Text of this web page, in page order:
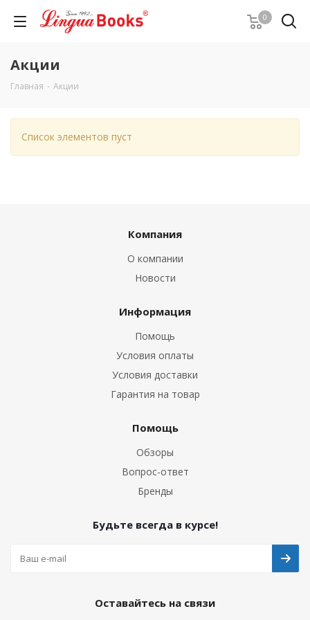
0
Акции
Главная - Акции
Список элементов пуст
Компания
О компании
Новости
Информация
Помощь
Условия оплаты
Условия доставки
Гарантия на товар
Помощь
Обзоры
Вопрос-ответ
Бренды
Будьте всегда в курсе!
Оставайтесь на связи